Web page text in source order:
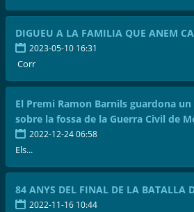
DIGUEU A LA FAMILIA QUE ANEM
2023-05-10 16:31
Corr
El Premi Ramon Barnils guardona
sobre la fossa de la Guerra Civil de
2022-12-24 06:58
Els...
84 ANYS DEL FINAL DE LA BATALLA
2022-11-16 10:44